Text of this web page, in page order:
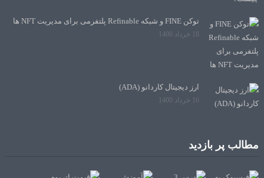
توکن FINE و شبکه Refinable پلتفرمی برای مدیریت NFT ها
18 خرداد 1400
ارز دیجیتال کاردانو (ADA)
16 خرداد 1400
مطالب پر بازدید